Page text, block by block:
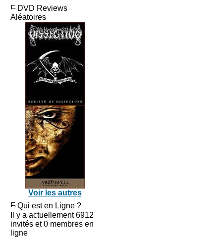
DVD Reviews
Aléatoires
Voir les autres
Qui est en Ligne ?
Il y a actuellement 6912
invités et 0 membres en
ligne